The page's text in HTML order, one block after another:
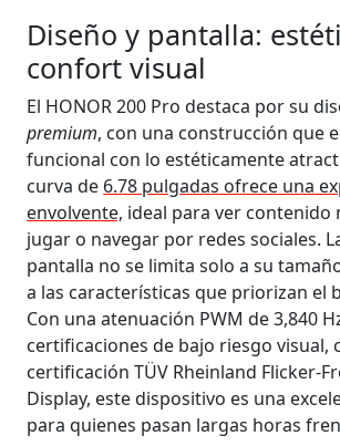
Diseño y pantalla:
confort visual
El HONOR 200 Pro destaca por su
premium, con una construcción que
funcional con lo estéticamente
curva de 6.78 pulgadas ofrece una
envolvente, ideal para ver contenido
jugar o navegar por redes sociales.
pantalla no se limita solo a su
a las características que priorizan el
Con una atenuación PWM de 3,840
certificaciones de bajo riesgo visual,
certificación TÜV Rheinland Flicker-
Display, este dispositivo es una
para quienes pasan largas horas